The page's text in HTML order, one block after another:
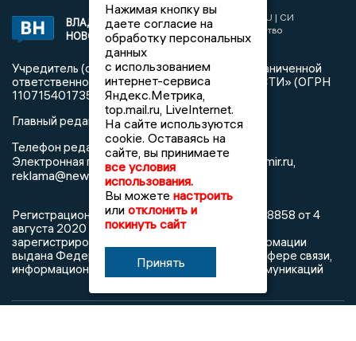
ВЛАДИМИРСКИЕ
НОВОСТИ
2017 © NEWSVLADIMIR.RU | СИ
«Информационное агентство
Владимирские новости»
Учредитель (соучредители): Общество с ограниченной
ответственностью «РЕГИОНАЛЬНЫЕ НОВОСТИ» (ОГРН
1107154017354)
Главный редактор: Мазов С. А.
Телефон редакции:8 (4922) 666916
Электронная почта редакции:info@newsvladimir.ru
reklama@newsvladimir.ru
Регистрационный номер: серия Эл № ФС77-78858 от 4
августа 2020 г. согласно выписке из реестра
зарегистрированных средств массовой информации
выдана Федеральной службой по надзору в сфере связи,
информационных технологий и массовых коммуникаций
Нажимая кнопку вы
даете согласие на
обработку персональных
данных
с использованием
интернет-сервиса
Яндекс.Метрика,
top.mail.ru, LiveInternet.
На сайте используются
cookie. Оставаясь на
сайте, вы принимаете
все условия
использования.
Вы можете настроить
или отклонить и
покинуть сайт
Принять